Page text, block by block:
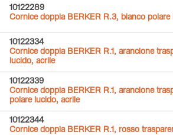
10122289
Cornice doppia BERKER R.3, bianco polare
10122334
Cornice doppia BERKER R.1, arancione
lucido, acrile
10122339
Cornice doppia BERKER R.1, arancione
polare lucido, acrile
10122344
Cornice doppia BERKER R.1, rosso